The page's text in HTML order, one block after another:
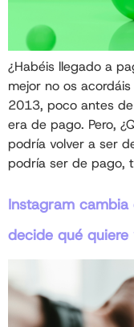
¿Habéis llegado a
mejor no os
2013, poco antes
era de pago. Pero,
podría volver a ser
podría ser de pago,
Instagram
decide qué quiere